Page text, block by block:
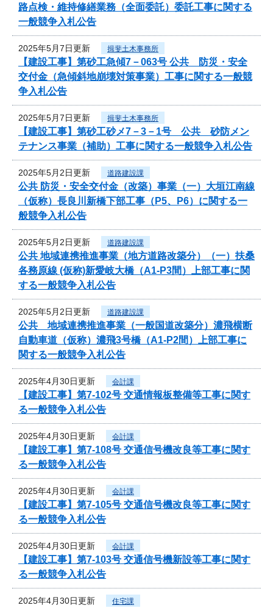
路点検・維持修繕業務（全面委託）委託工事に関する
一般競争入札公告
2025年5月7日更新 揖斐土木事務所
【建設工事】第砂工急傾7－063号 公共 防災・安全
交付金（急傾斜地崩壊対策事業）工事に関する一般競
争入札公告
2025年5月7日更新 揖斐土木事務所
【建設工事】第砂工砂メ7－3－1号 公共 砂防メン
テナンス事業（補助）工事に関する一般競争入札公告
2025年5月2日更新 道路建設課
公共 防災・安全交付金（改築）事業（一）大垣江南線
（仮称）長良川新橋下部工事（P5、P6）に関する一
般競争入札公告
2025年5月2日更新 道路建設課
公共 地域連携推進事業（地方道路改築分）（一）扶桑
各務原線 (仮称)新愛岐大橋（A1-P3間）上部工事に関
する一般競争入札公告
2025年5月2日更新 道路建設課
公共 地域連携推進事業（一般国道改築分）濃飛横断
自動車道（仮称）濃飛3号橋（A1-P2間）上部工事に
関する一般競争入札公告
2025年4月30日更新 会計課
【建設工事】第7-102号 交通情報板整備等工事に関す
る一般競争入札公告
2025年4月30日更新 会計課
【建設工事】第7-108号 交通信号機改良等工事に関す
る一般競争入札公告
2025年4月30日更新 会計課
【建設工事】第7-105号 交通信号機改良等工事に関す
る一般競争入札公告
2025年4月30日更新 会計課
【建設工事】第7-103号 交通信号機新設等工事に関す
る一般競争入札公告
2025年4月30日更新 住宅課